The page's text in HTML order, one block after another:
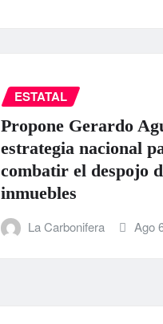
ESTATAL
Propone Gerardo
estrategia nacional
combatir el despojo
inmuebles
La Carbonifera Ago